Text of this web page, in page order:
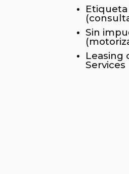
Etiqueta
Sin
Leasing
Services